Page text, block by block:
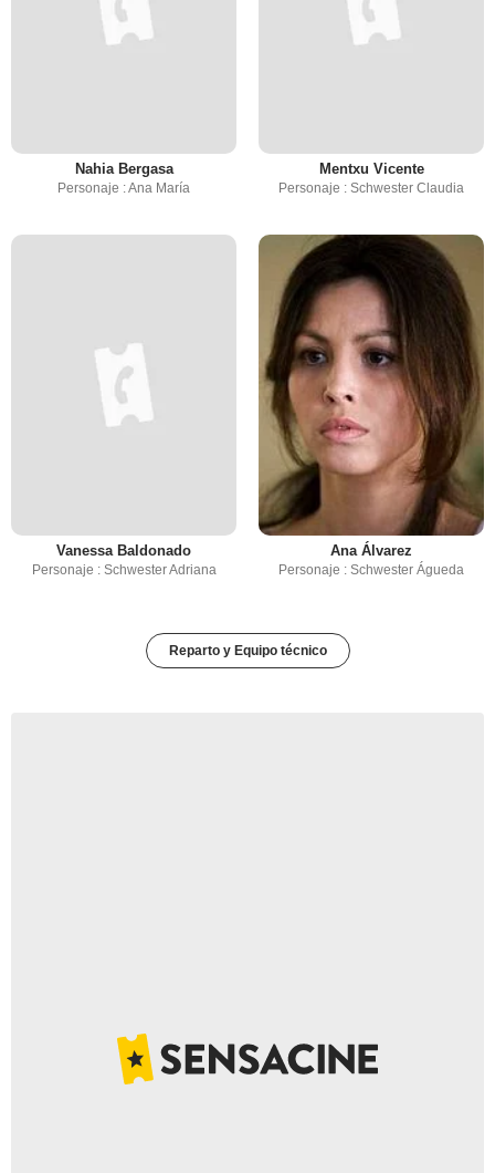
Nahia Bergasa
Personaje : Ana María
Mentxu Vicente
Personaje : Schwester Claudia
Vanessa Baldonado
Personaje : Schwester Adriana
Ana Álvarez
Personaje : Schwester Águeda
Reparto y Equipo técnico